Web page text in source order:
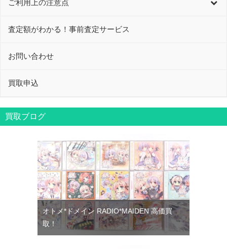
ご利用上の注意点
査定額がわかる！事前査定サービス
お問い合わせ
買取申込
買取ブログ
オトメ*ドメイン RADIO*MAIDEN 高価買
取！